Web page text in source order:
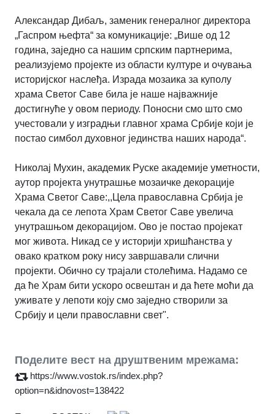
Александар Дибаљ, заменик генералног директора
„Гаспром њефта“ за комуникације: „Више од 12
година, заједно са нашим српским партнерима,
реализујемо пројекте из области културе и очувања
историјског наслеђа. Израда мозаика за куполу
храма Светог Саве била је наше најважније
достигнуће у овом периоду. Поносни смо што смо
учестовали у изградњи главног храма Србије који је
постао симбол духовног јединства наших народа“.
Николај Мухин, академик Руске академије уметности,
аутор пројекта унутрашње мозаичке декорације
Храма Светог Саве:,,Цела православна Србија је
чекала да се лепота Храм Светог Саве увелича
унутрашњом декорацијом. Ово је постао пројекат
мог живота. Никад се у историји хришћанства у
овако кратком року нису завршавали слични
проjекти. Обично су траjали столећима. Надамо се
да ће Храм бити ускоро освештан и да ћете моћи да
уживате у лепоти коjу смо заjедно створили за
Србију и цели православни свет".
Поделите вест на друштвеним мрежама:
https://www.vostok.rs/index.php?
option=n&idnovost=138422